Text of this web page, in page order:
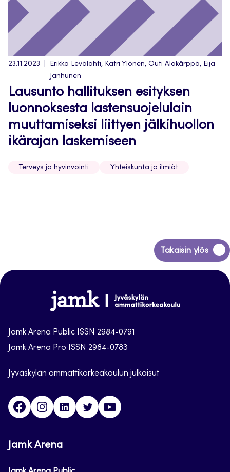
23.11.2023
Erikka Levälahti, Katri Ylönen, Outi Alakärppä, Eija
Janhunen
Lausunto hallituksen esityksen
luonnoksesta lastensuojelulain
muuttamiseksi liittyen jälkihuollon
ikärajan laskemiseen
Terveys ja hyvinvointi Yhteiskunta ja ilmiöt
Takaisin ylös
Siirry
takaisin
Jamk
Arena
Jamk Arena Public ISSN 2984-0791
Jamk Arena Pro ISSN 2984-0783
Jyväskylän ammattikorkeakoulun julkaisut
FacebookInstagramLinkedinTwitter
Jamk Arena